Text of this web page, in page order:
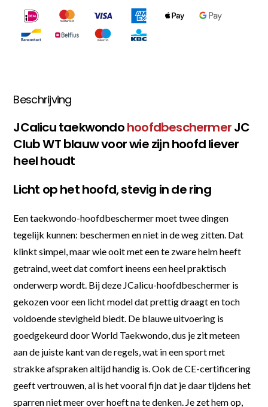
Beschrijving
JCalicu taekwondohoofdbeschermerJC
Club WT blauw voor wie zijn hoofd liever
heel houdt
Licht op het hoofd, stevig in de ring
Een taekwondo-hoofdbeschermer moet twee dingen
tegelijk kunnen: beschermen en niet in de weg zitten. Dat
klinkt simpel, maar wie ooit met een te zware helm heeft
getraind, weet dat comfort ineens een heel praktisch
onderwerp wordt. Bij deze JCalicu-hoofdbeschermer is
gekozen voor een licht model dat prettig draagt en toch
voldoende stevigheid biedt. De blauwe uitvoering is
goedgekeurd door World Taekwondo, dus je zit meteen
aan de juiste kant van de regels, wat in een sport met
strakke afspraken altijd handig is. Ook de CE-certificering
geeft vertrouwen, al is het vooral fijn dat je daar tijdens het
sparren niet meer over hoeft na te denken. Je zet hem op,